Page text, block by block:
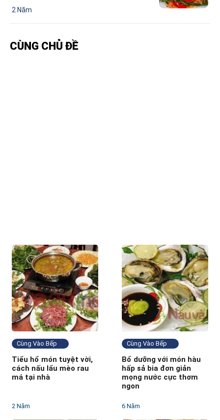
2 Năm
CÙNG CHỦ ĐỀ
Cùng Vào Bếp
Tiểu hổ món tuyệt vời,
cách nấu lẩu mèo rau
má tại nhà
2 Năm
Cùng Vào Bếp
Bổ dưỡng với món hàu
hấp sả bia đơn giản
mọng nước cực thơm
ngon
6 Năm